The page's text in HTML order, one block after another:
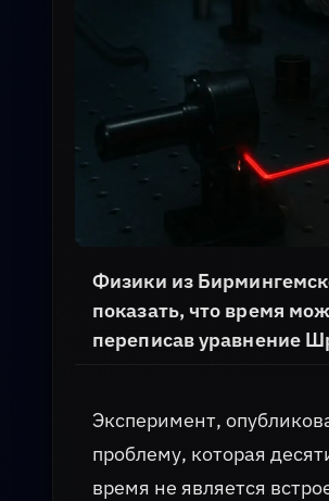
Физики из
показать, что время
переписав уравнение
Эксперимент,
проблему, которая
время не является